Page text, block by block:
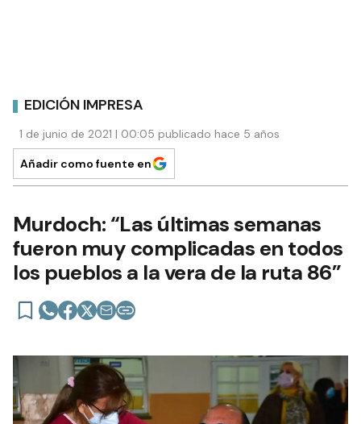
EDICIÓN IMPRESA
1 de junio de 2021 | 00:05 publicado hace 5 años
Añadir como fuente en
Murdoch: “Las últimas semanas
fueron muy complicadas en todos
los pueblos a la vera de la ruta 86”